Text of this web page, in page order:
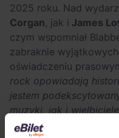
2025 roku. Nad
Corgan , jak i James
czym wspomniał
zabraknie
oświadczeniu
rock opowiadają
jestem
muzyki, jak i
naprawdę natchnione